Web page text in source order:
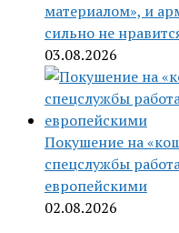
материалом», и
сильно не
03.08.2026
Покушение на
спецслужбы
европейскими
02.08.2026